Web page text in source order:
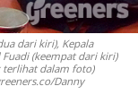
dari kiri), Kepala
Fuadi (keempat dari kiri)
terlihat dalam foto)
Danny